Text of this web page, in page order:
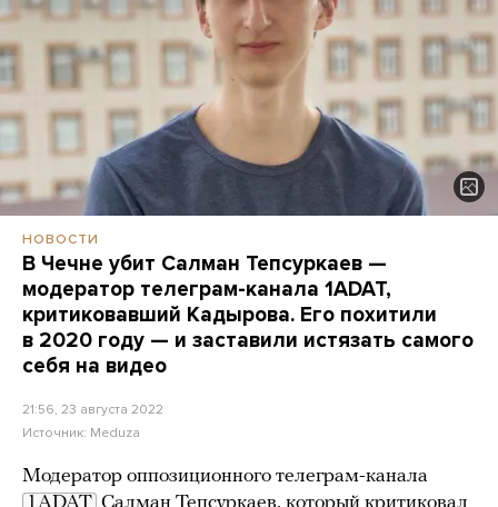
НОВОСТИ
В Чечне убит Салман Тепсуркаев —
модератор телеграм-канала 1ADAT,
критиковавший Кадырова. Его похитили
в 2020 году — и заставили истязать самого
себя на видео
21:56, 23 августа 2022
Источник: Meduza
Модератор оппозиционного телеграм-канала